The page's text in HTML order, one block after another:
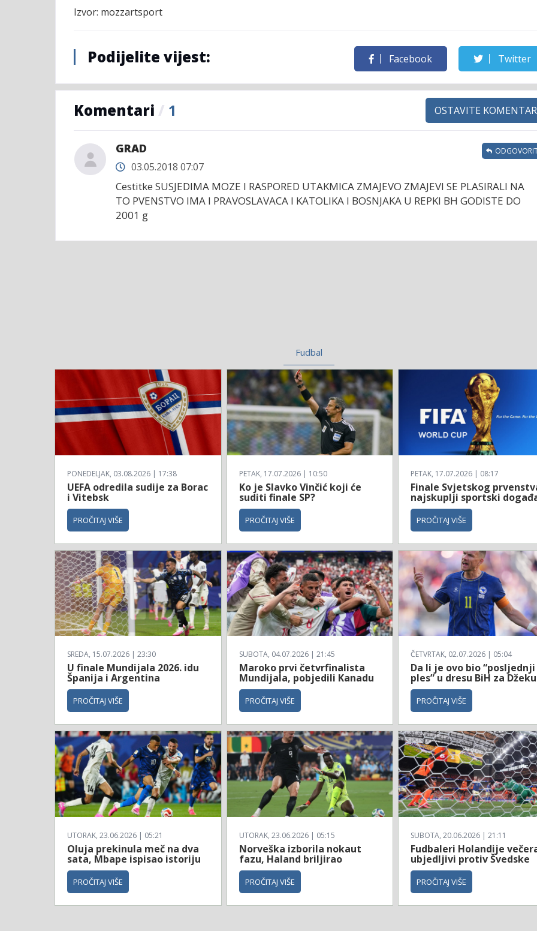
Izvor: mozzartsport
Podijelite vijest: Facebook Twitter
Komentari / 1 OSTAVITE KOMENTAR
GRAD
03.05.2018 07:07
Cestitke SUSJEDIMA MOZE I RASPORED UTAKMICA ZMAJEVO ZMAJEVI SE PLASIRALI NA
TO PVENSTVO IMA I PRAVOSLAVACA I KATOLIKA I BOSNJAKA U REPKI BH GODISTE DO
2001 g
Fudbal
PONEDELJAK, 03.08.2026 | 17:38
UEFA odredila sudije za Borac
i Vitebsk
PROČITAJ VIŠE
PETAK, 17.07.2026 | 10:50
Ko je Slavko Vinčić koji će
suditi finale SP?
PROČITAJ VIŠE
PETAK, 17.07.2026 | 08:17
Finale Svjetskog
najskuplji sportski
PROČITAJ VIŠE
SREDA, 15.07.2026 | 23:30
U finale Mundijala 2026. idu
Španija i Argentina
PROČITAJ VIŠE
SUBOTA, 04.07.2026 | 21:45
Maroko prvi četvrfinalista
Mundijala, pobjedili Kanadu
PROČITAJ VIŠE
ČETVRTAK, 02.07.2026 | 05:04
Da li je ovo bio “posljednji
ples” u dresu BiH za Džeku
PROČITAJ VIŠE
UTORAK, 23.06.2026 | 05:21
Oluja prekinula meč na dva
sata, Mbape ispisao istoriju
PROČITAJ VIŠE
UTORAK, 23.06.2026 | 05:15
Norveška izborila nokaut
fazu, Haland briljirao
PROČITAJ VIŠE
SUBOTA, 20.06.2026 | 21:11
Fudbaleri Holandije
ubjedljivi protiv Švedske
PROČITAJ VIŠE